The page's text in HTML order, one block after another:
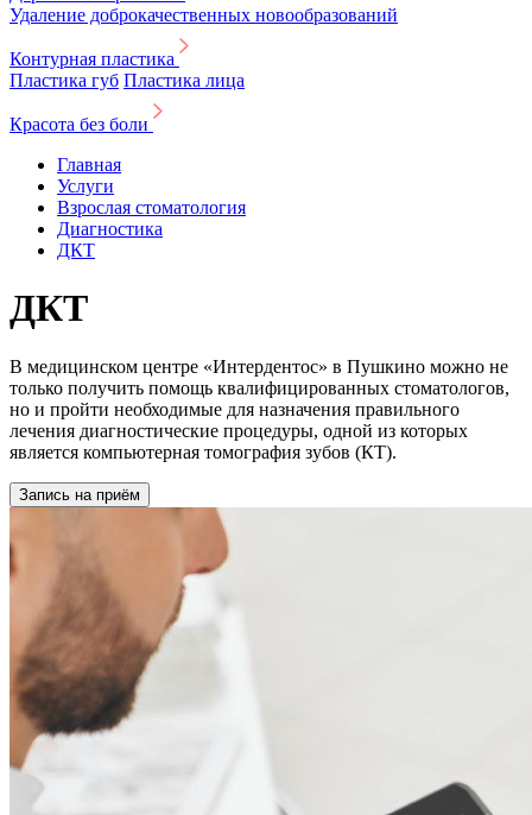
Удаление доброкачественных новообразований
Контурная пластика
Пластика губ Пластика лица
Красота без боли
Главная
Услуги
Взрослая стоматология
Диагностика
ДКТ
ДКТ
В медицинском центре «Интердентос» в Пушкино можно не
только получить помощь квалифицированных стоматологов,
но и пройти необходимые для назначения правильного
лечения диагностические процедуры, одной из которых
является компьютерная томография зубов (КТ).
Запись на приём